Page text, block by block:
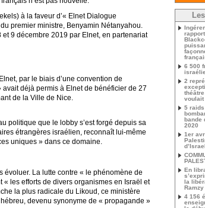
à la faveur d’« Elnet Dialogue
premier ministre, Benyamin Nétanyahou.
9 décembre 2019 par Elnet, en partenariat
par le biais d’une convention de
déjà permis à Elnet de bénéficier de 27
de la Ville de Nice.
politique que le lobby s’est forgé depuis sa
étrangères israélien, reconnaît lui-même
uniques » dans ce domaine.
évoluer. La lutte contre « le phénomène de
les efforts de divers organismes en Israël et
la plus radicale du Likoud, ce ministère
devenu synonyme de « propagande »
6 500
2
voulait
5
bande
2020
1er
d’Israel
En
la
4 156